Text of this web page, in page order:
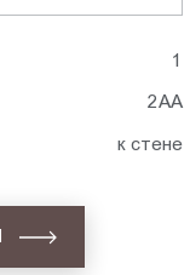
1
2АА
к стене